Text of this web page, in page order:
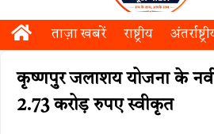
ताज़ा खबरें राष्ट्रीय
कृष्णपुर जलाशय योजना के
2.73 करोड़ रुपए स्वीकृत